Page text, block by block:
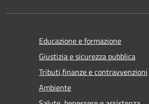
Educazione e formazione
Giustizia e sicurezza pubblica
Tributi,finanze e contravvenzioni
Ambiente